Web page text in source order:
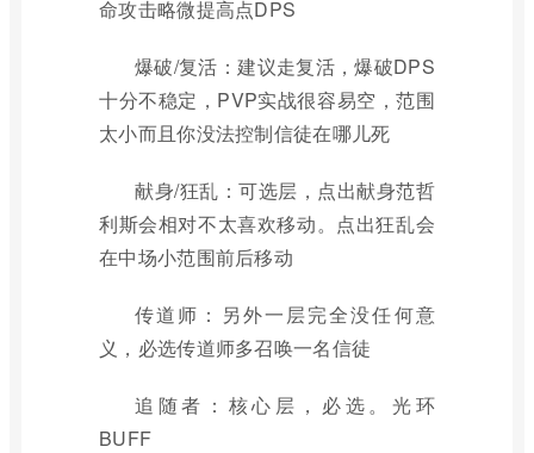
命攻击略微提高点DPS
爆破/复活：建议走复活，爆破DPS
十分不稳定，PVP实战很容易空，范围
太小而且你没法控制信徒在哪儿死
献身/狂乱：可选层，点出献身范哲
利斯会相对不太喜欢移动。点出狂乱会
在中场小范围前后移动
传道师：另外一层完全没任何意
义，必选传道师多召唤一名信徒
追随者：核心层，必选。光环
BUFF